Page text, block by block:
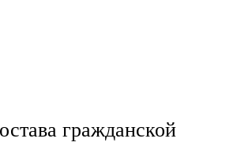
гражданской